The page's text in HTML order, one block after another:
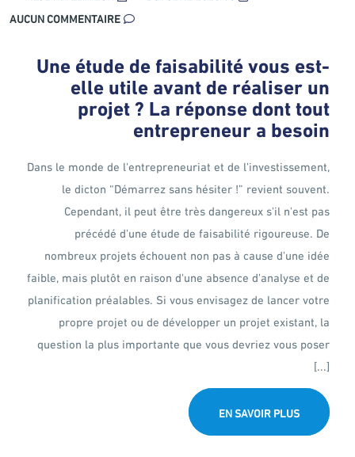
AUCUN COMMENTAIRE
Une étude de faisabilité vous est-
elle utile avant de réaliser un
projet ? La réponse dont tout
entrepreneur a besoin
Dans le monde de l'entrepreneuriat et de l'investissement,
le dicton “Démarrez sans hésiter !” revient souvent.
Cependant, il peut être très dangereux s'il n'est pas
précédé d'une étude de faisabilité rigoureuse. De
nombreux projets échouent non pas à cause d'une idée
faible, mais plutôt en raison d'une absence d'analyse et de
planification préalables. Si vous envisagez de lancer votre
propre projet ou de développer un projet existant, la
question la plus importante que vous devriez vous poser
[...]
EN SAVOIR PLUS